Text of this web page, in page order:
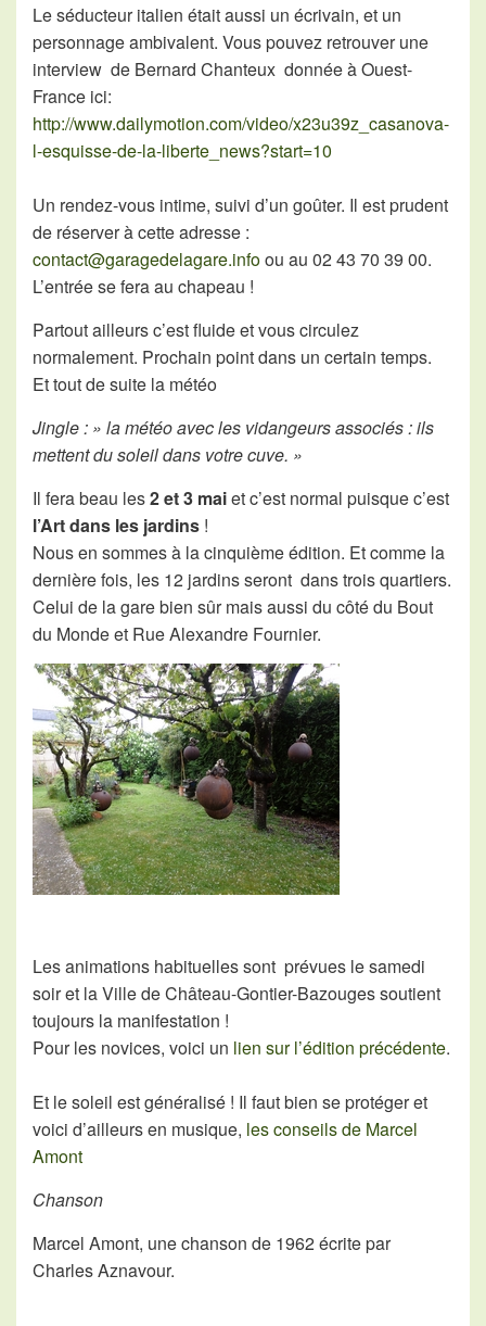
Le séducteur italien était aussi un écrivain, et un
personnage ambivalent. Vous pouvez retrouver une
interview de Bernard Chanteux donnée à Ouest-
France ici:
http://www.dailymotion.com/video/x23u39z_casanova-
l-esquisse-de-la-liberte_news?start=10
Un rendez-vous intime, suivi d’un goûter. Il est prudent
de réserver à cette adresse :
contact@garagedelagare.infoou au 02 43 70 39 00.
L’entrée se fera au chapeau !
Partout ailleurs c’est fluide et vous circulez
normalement. Prochain point dans un certain temps.
Et tout de suite la météo
Jingle : » la météo avec les vidangeurs associés : ils
mettent du soleil dans votre cuve. »
Il fera beau les2 et 3 maiet c’est normal puisque c’est
l’Art dans les jardins !
Nous en sommes à la cinquième édition. Et comme la
dernière fois, les 12 jardins seront dans trois quartiers.
Celui de la gare bien sûr mais aussi du côté du Bout
du Monde et Rue Alexandre Fournier.
Les animations habituelles sont prévues le samedi
soir et la Ville de Château-Gontier-Bazouges soutient
toujours la manifestation !
Pour les novices, voici un lien sur l’édition précédente.
Et le soleil est généralisé ! Il faut bien se protéger et
voici d’ailleurs en musique, les conseils de Marcel
Amont
Chanson
Marcel Amont, une chanson de 1962 écrite par
Charles Aznavour.